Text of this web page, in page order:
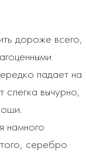
дороже всего,
падает на
слегка вычурно,
намного
серебро